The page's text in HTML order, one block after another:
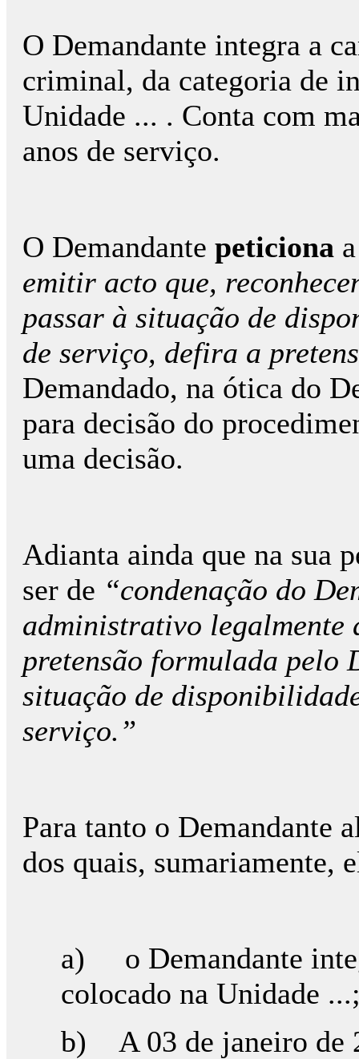
O Demandante integra a
criminal, da categoria de
Unidade ... . Conta com
anos de serviço.
O Demandante peticiona
emitir acto que,
passar à situação de
de serviço, defira a
Demandado, na ótica do
para decisão do
uma decisão.
Adianta ainda que na sua
ser de “condenação do
administrativo legalmente
pretensão formulada pelo
situação de
serviço.”
Para tanto o Demandante
dos quais, sumariamente,
a) o Demandante
colocado na Unidade
b) A 03 de janeiro de